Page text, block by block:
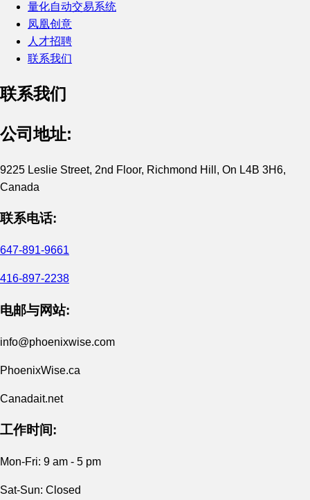
量化自动交易系统
凤凰创意
人才招聘
联系我们
联系我们
公司地址:
9225 Leslie Street, 2nd Floor, Richmond Hill, On L4B 3H6,
Canada
联系电话:
647-891-9661
416-897-2238
电邮与网站:
info@phoenixwise.com
PhoenixWise.ca
Canadait.net
工作时间:
Mon-Fri: 9 am - 5 pm
Sat-Sun: Closed